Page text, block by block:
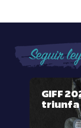
Seguir
GIFF
triunfa